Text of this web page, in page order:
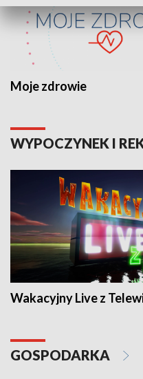
Moje zdrowie
WYPOCZYNEK I
Wakacyjny Live z
GOSPODARKA